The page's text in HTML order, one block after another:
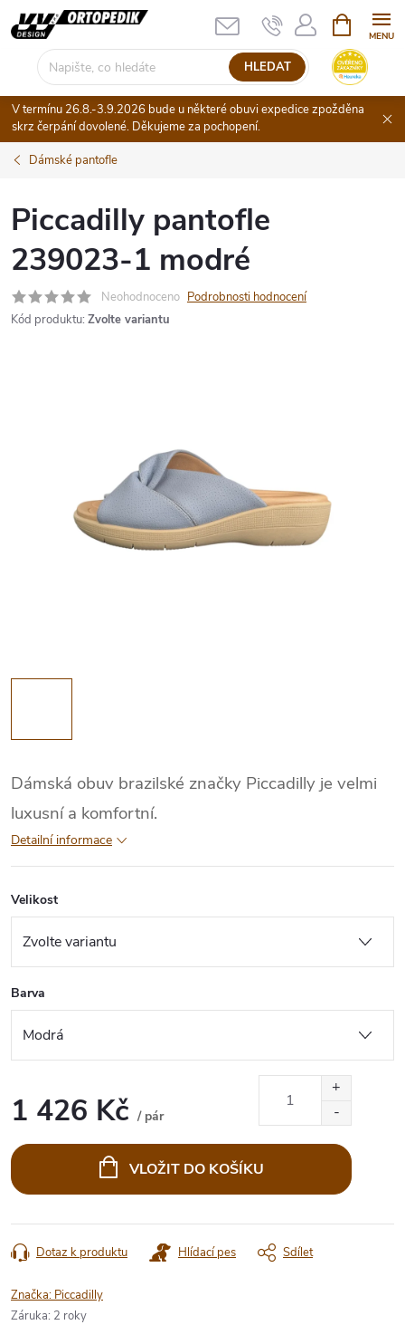
Přejít
na
HLEDAT
NÁKUPNÍ
KOŠÍK
V termínu 26.8.-3.9.2026 bude u některé obuvi expedice zpožděna
skrz čerpání dovolené. Děkujeme za pochopení.
Dámské pantofle
Piccadilly pantofle
239023-1 modré
Neohodnoceno Podrobnosti hodnocení
Kód produktu: Zvolte variantu
Dámská obuv brazilské značky Piccadilly je velmi
luxusní a komfortní.
Detailní informace
Velikost
Barva
1 426 Kč / pár
cena:
VLOŽIT DO KOŠÍKU
Dotaz k produktu Hlídací pes Sdílet
Značka: Piccadilly
Záruka: 2 roky